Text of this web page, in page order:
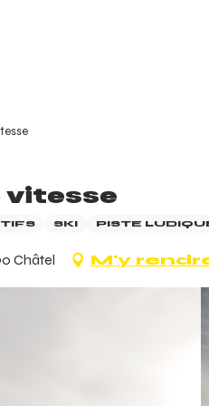
vitesse
SKI PISTE
Châtel M'y